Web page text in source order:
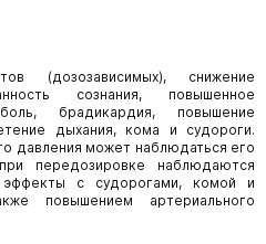
(дозозависимых), снижение
сознания, повышенное
брадикардия, повышение
дыхания, кома и судороги.
давления может наблюдаться его
передозировке наблюдаются
с судорогами, комой и
повышением артериального